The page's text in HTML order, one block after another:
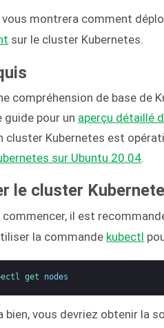
vous montrera comment
sur le cluster Kubernetes.
compréhension de base de
guide pour un aperçu détaillé
cluster Kubernetes est
sur Ubuntu 20.04
le cluster
commencer, il est
la commande kubectl
get nodes
bien, vous devriez obtenir la